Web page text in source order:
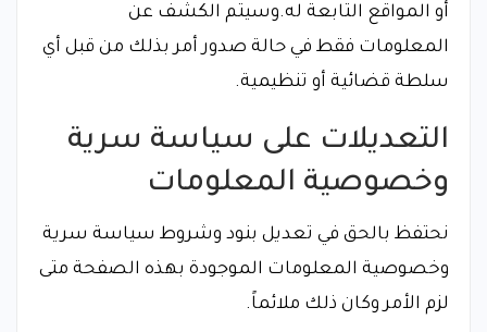
أو المواقع التابعة له.وسيتم الكشف عن
المعلومات فقط في حالة صدور أمر بذلك من قبل أي
سلطة قضائية أو تنظيمية.
التعديلات على سياسة سرية
وخصوصية المعلومات
نحتفظ بالحق في تعديل بنود وشروط سياسة سرية
وخصوصية المعلومات الموجودة بهذه الصفحة متى
لزم الأمر وكان ذلك ملائماً.